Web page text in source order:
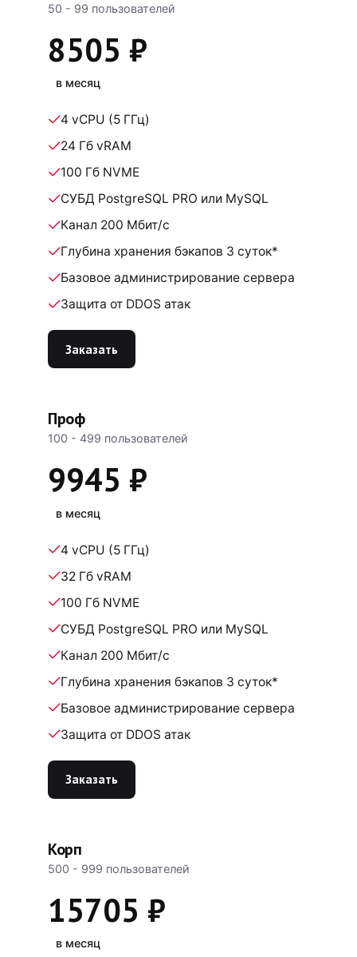
50 - 99 пользователей
8505 ₽
в месяц
4 vCPU (5 ГГц)
24 Гб vRAM
100 Гб NVME
СУБД PostgreSQL PRO или MySQL
Канал 200 Мбит/с
Глубина хранения бэкапов 3 суток*
Базовое администрирование сервера
Защита от DDOS атак
Заказать
Проф
100 - 499 пользователей
9945 ₽
в месяц
4 vCPU (5 ГГц)
32 Гб vRAM
100 Гб NVME
СУБД PostgreSQL PRO или MySQL
Канал 200 Мбит/с
Глубина хранения бэкапов 3 суток*
Базовое администрирование сервера
Защита от DDOS атак
Заказать
Корп
500 - 999 пользователей
15705 ₽
в месяц